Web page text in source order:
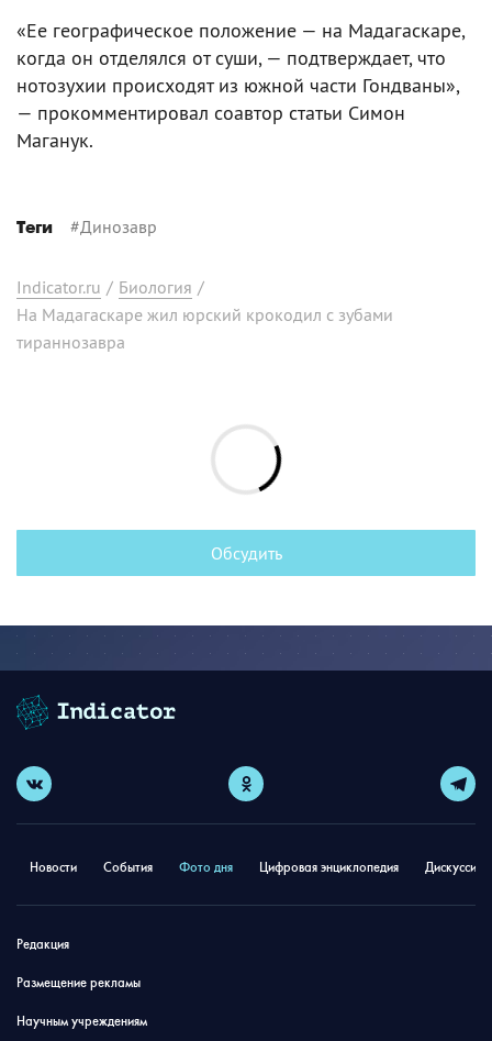
«Ее географическое положение — на Мадагаскаре,
когда он отделялся от суши, — подтверждает, что
нотозухии происходят из южной части Гондваны»,
— прокомментировал соавтор статьи Симон
Маганук.
Теги #Динозавр
Indicator.ru / Биология /
На Мадагаскаре жил юрский крокодил с зубами
тираннозавра
Обсудить
Новости События Фото дня Цифровая энциклопедия
Редакция
Размещение рекламы
Научным учреждениям